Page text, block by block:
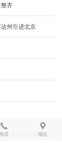
齐
州引进北京
③林地群植④对小环
끅
话
끇
地址